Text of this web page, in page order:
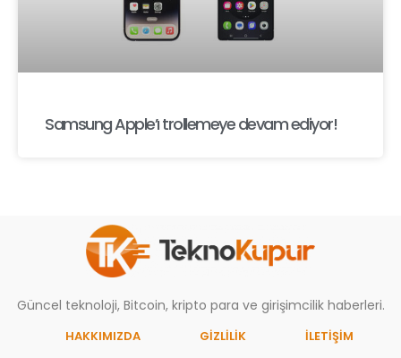
Samsung Apple’ı trollemeye devam ediyor!
Güncel teknoloji, Bitcoin, kripto para ve girişimcilik haberleri.
HAKKIMIZDA GIZLILIK İLETİŞİM